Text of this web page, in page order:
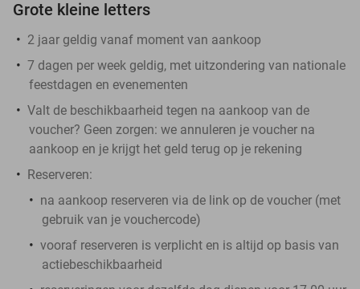
Grote kleine letters
2 jaar geldig vanaf moment van aankoop
7 dagen per week geldig, met uitzondering van nationale
feestdagen en evenementen
Valt de beschikbaarheid tegen na aankoop van de
voucher? Geen zorgen: we annuleren je voucher na
aankoop en je krijgt het geld terug op je rekening
Reserveren:
na aankoop reserveren via de link op de voucher (met
gebruik van je vouchercode)
vooraf reserveren is verplicht en is altijd op basis van
actiebeschikbaarheid